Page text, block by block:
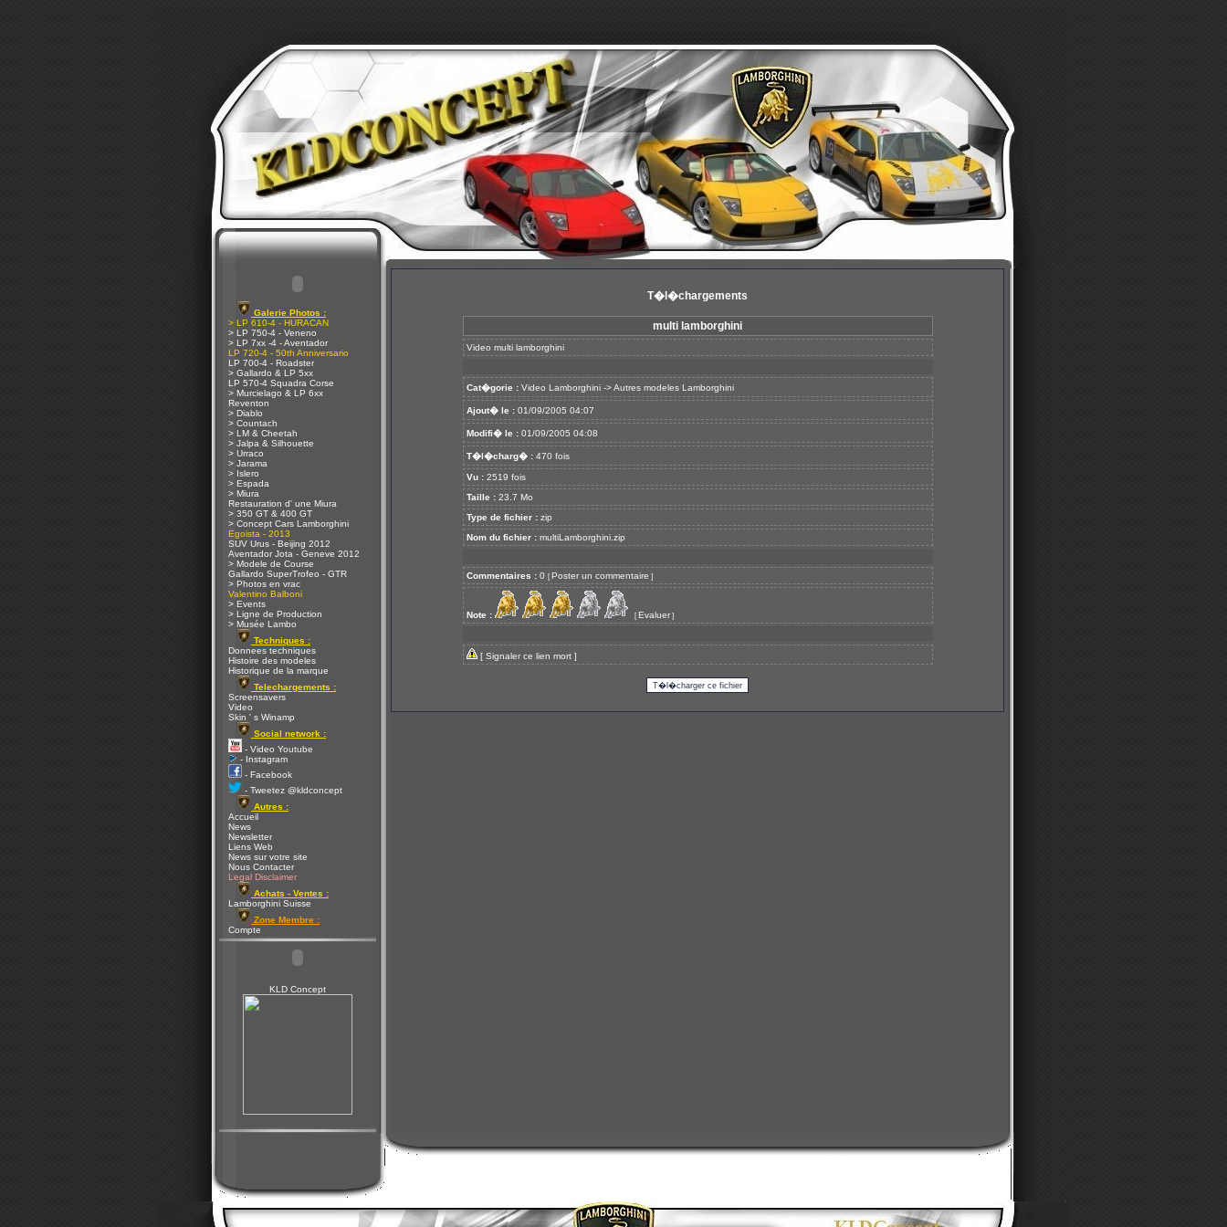
Galerie Photos :
> LP 610-4 - HURACAN
> LP 750-4 - Veneno
> LP 7xx -4 - Aventador
LP 720-4 - 50th Anniversario
LP 700-4 - Roadster
> Gallardo & LP 5xx
LP 570-4 Squadra Corse
> Murcielago & LP 6xx
Reventon
> Diablo
> Countach
> LM & Cheetah
> Jalpa & Silhouette
> Urraco
> Jarama
> Islero
> Espada
> Miura
Restauration d' une Miura
> 350 GT & 400 GT
> Concept Cars Lamborghini
Egoista - 2013
SUV Urus - Beijing 2012
Aventador Jota - Geneve 2012
> Modele de Course
Gallardo SuperTrofeo - GTR
> Photos en vrac
Valentino Balboni
> Events
> Ligne de Production
> Musée Lambo
Techniques :
Donnees techniques
Histoire des modeles
Historique de la marque
Telechargements :
Screensavers
Video
Skin ' s Winamp
Social network :
- Video Youtube
- Instagram
- Facebook
- Tweetez @kldconcept
Autres :
Accueil
News
Newsletter
Liens Web
News sur votre site
Nous Contacter
Legal Disclaimer
Achats - Ventes :
Lamborghini Suisse
Zone Membre :
Compte
KLD Concept
T�l�chargements
multi lamborghini
Video multi lamborghini
Cat�gorie : Video Lamborghini->Autres modeles Lamborghini
Ajout� le :01/09/2005 04:07
Modifi� le :01/09/2005 04:08
T�l�charg� :470 fois
Vu :2519 fois
Taille :23.7 Mo
Type de fichier :zip
Nom du fichier :multiLamborghini.zip
Commentaires :0 [ Poster un commentaire ]
Note : [ Evaluer]
[ Signaler ce lien mort]